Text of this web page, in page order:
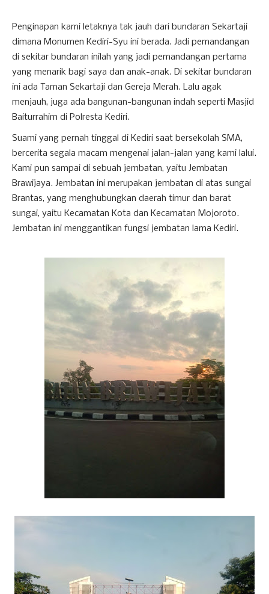
Penginapan kami letaknya tak jauh dari bundaran Sekartaji
dimana Monumen Kediri-Syu ini berada. Jadi pemandangan
di sekitar bundaran inilah yang jadi pemandangan pertama
yang menarik bagi saya dan anak-anak. Di sekitar bundaran
ini ada Taman Sekartaji dan Gereja Merah. Lalu agak
menjauh, juga ada bangunan-bangunan indah seperti Masjid
Baiturrahim di Polresta Kediri.
Suami yang pernah tinggal di Kediri saat bersekolah SMA,
bercerita segala macam mengenai jalan-jalan yang kami lalui.
Kami pun sampai di sebuah jembatan, yaitu Jembatan
Brawijaya. Jembatan ini merupakan jembatan di atas sungai
Brantas, yang menghubungkan daerah timur dan barat
sungai, yaitu Kecamatan Kota dan Kecamatan Mojoroto.
Jembatan ini menggantikan fungsi jembatan lama Kediri.